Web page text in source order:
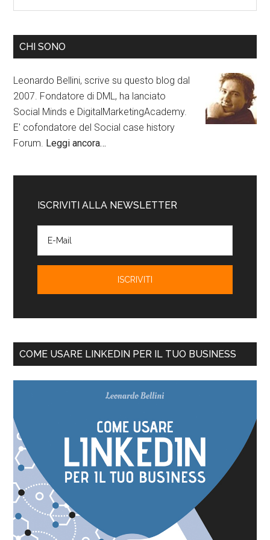
CHI SONO
Leonardo Bellini, scrive su questo blog dal
2007. Fondatore di DML, ha lanciato
Social Minds e DigitalMarketingAcademy.
E' cofondatore del Social case history
Forum. Leggi ancora…
ISCRIVITI ALLA NEWSLETTER
COME USARE LINKEDIN PER IL TUO BUSINESS